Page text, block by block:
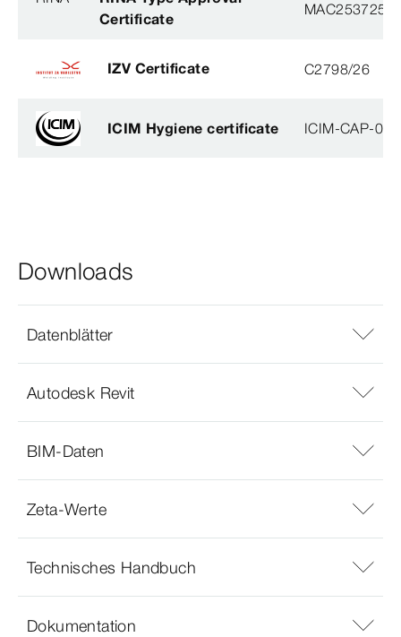
Certificate
IZV Certificate C2798/26
ICIM Hygiene certificate ICIM-CAP-
Downloads
Datenblätter
Autodesk Revit
BIM-Daten
Zeta-Werte
Technisches Handbuch
Dokumentation